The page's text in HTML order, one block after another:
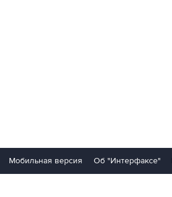
Мобильная версия Об "Интерфаксе"